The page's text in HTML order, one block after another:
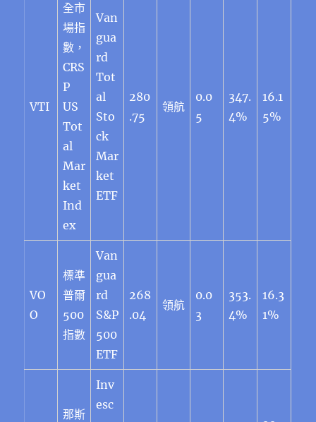
VTI
全市
場指
數，
CRS
P
US
Tot
al
Mar
ket
Ind
ex
Van
gua
rd
Tot
al
Sto
ck
Mar
ket
ETF
280
.75
領航
0.0
5
347.
4%
16.1
5%
VO
O
標準
普爾
500
指數
Van
gua
rd
S&P
500
ETF
268
.04
領航
0.0
3
353.
4%
16.3
1%
那斯
Inv
esc